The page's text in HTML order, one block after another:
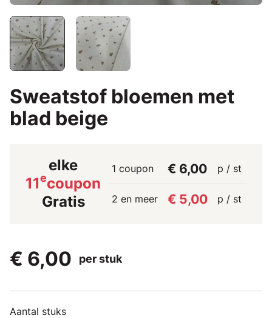
Sweatstof bloemen met
blad beige
elke
11ecoupon
Gratis
1 coupon € 6,00 p / st
2 en meer € 5,00 p / st
€ 6,00 per stuk
Aantal stuks